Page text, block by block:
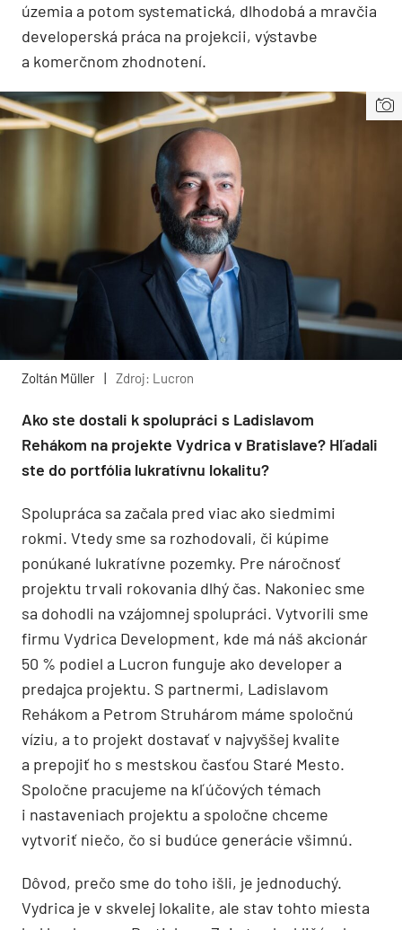
územia a potom systematická, dlhodobá a mravčia
developerská práca na projekcii, výstavbe
a komerčnom zhodnotení.
Zoltán Müller | Zdroj: Lucron
Ako ste dostali k spolupráci s Ladislavom
Rehákom na projekte Vydrica v Bratislave? Hľadali
ste do portfólia lukratívnu lokalitu?
Spolupráca sa začala pred viac ako siedmimi
rokmi. Vtedy sme sa rozhodovali, či kúpime
ponúkané lukratívne pozemky. Pre náročnosť
projektu trvali rokovania dlhý čas. Nakoniec sme
sa dohodli na vzájomnej spolupráci. Vytvorili sme
firmu Vydrica Development, kde má náš akcionár
50 % podiel a Lucron funguje ako developer a
predajca projektu. S partnermi, Ladislavom
Rehákom a Petrom Struhárom máme spoločnú
víziu, a to projekt dostavať v najvyššej kvalite
a prepojiť ho s mestskou časťou Staré Mesto.
Spoločne pracujeme na kľúčových témach
i nastaveniach projektu a spoločne chceme
vytvoriť niečo, čo si budúce generácie všimnú.
Dôvod, prečo sme do toho išli, je jednoduchý.
Vydrica je v skvelej lokalite, ale stav tohto miesta